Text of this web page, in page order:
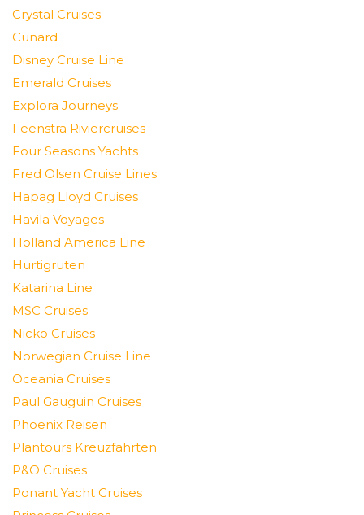
Crystal Cruises
Cunard
Disney Cruise Line
Emerald Cruises
Explora Journeys
Feenstra Riviercruises
Four Seasons Yachts
Fred Olsen Cruise Lines
Hapag Lloyd Cruises
Havila Voyages
Holland America Line
Hurtigruten
Katarina Line
MSC Cruises
Nicko Cruises
Norwegian Cruise Line
Oceania Cruises
Paul Gauguin Cruises
Phoenix Reisen
Plantours Kreuzfahrten
P&O Cruises
Ponant Yacht Cruises